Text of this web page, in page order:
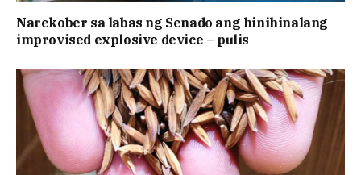
Narekober sa labas ng Senado ang hinihinalang
improvised explosive device – pulis